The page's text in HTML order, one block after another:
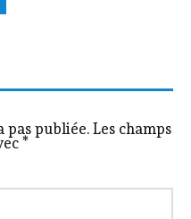
pas publiée. Les champs
*